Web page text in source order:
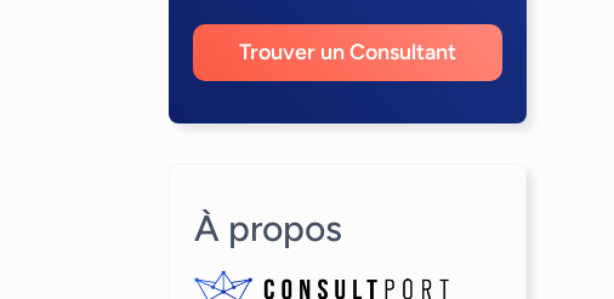
Trouver un Consultant
À propos